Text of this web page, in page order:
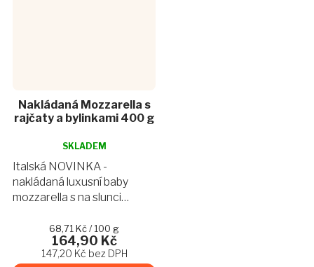
Nakládaná Mozzarella s
rajčaty a bylinkami 400 g
produktu
je
5,0
z
hvězdiček.
SKLADEM
147,20 Kč bez DPH
164,90 Kč
Měrná
cena:
68,71 Kč / 100 g
Italská NOVINKA -
nakládaná luxusní baby
mozzarella s na slunci
bylinkami, nechte se s naši
novinkou přenést do
antického Říma a